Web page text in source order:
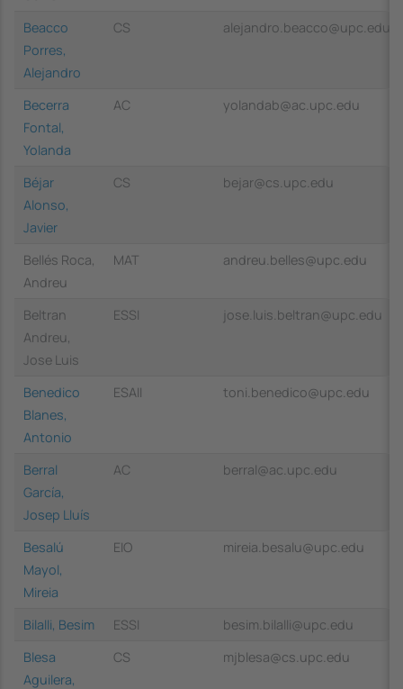
Beacco
Porres,
Alejandro
CS alejandro.beacco@upc.edu
Becerra
Fontal,
Yolanda
AC yolandab@ac.upc.edu
Béjar
Alonso,
Javier
CS bejar@cs.upc.edu
Bellés Roca,
Andreu
MAT andreu.belles@upc.edu
Beltran
Andreu,
Jose Luis
ESSI jose.luis.beltran@upc.edu
Benedico
Blanes,
Antonio
ESAII toni.benedico@upc.edu
Berral
García,
Josep Lluís
AC berral@ac.upc.edu
Besalú
Mayol,
Mireia
EIO mireia.besalu@upc.edu
Bilalli, Besim ESSI
besim.bilalli@upc.edu
Blesa
Aguilera,
CS mjblesa@cs.upc.edu